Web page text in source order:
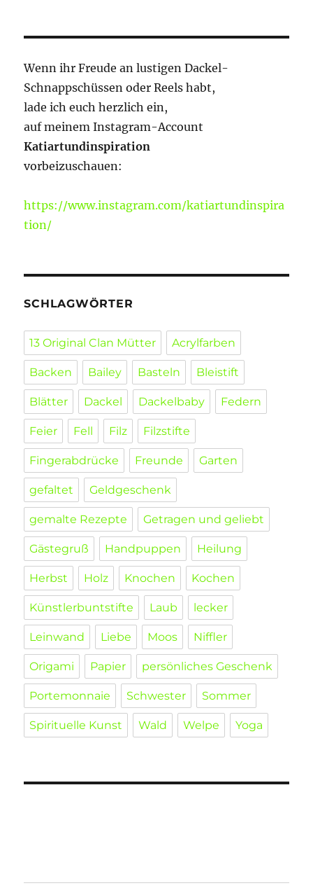
Wenn ihr Freude an lustigen Dackel-
Schnappschüssen oder Reels habt,
lade ich euch herzlich ein,
auf meinem Instagram-Account
Katiartundinspiration
vorbeizuschauen:
https://www.instagram.com/katiartundinspira
tion/
SCHLAGWÖRTER
13 Original Clan Mütter Acrylfarben
Backen Bailey Basteln Bleistift
Blätter Dackel Dackelbaby Federn
Feier Fell Filz Filzstifte
Fingerabdrücke Freunde Garten
gefaltet Geldgeschenk
gemalte Rezepte Getragen und geliebt
Gästegruß Handpuppen Heilung
Herbst Holz Knochen Kochen
Künstlerbuntstifte Laub lecker
Leinwand Liebe Moos Niffler
Origami Papier persönliches Geschenk
Portemonnaie Schwester Sommer
Spirituelle Kunst Wald Welpe Yoga